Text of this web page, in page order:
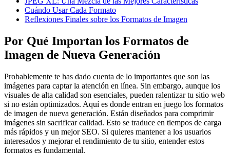
Cuándo Usar Cada Formato
Reflexiones Finales sobre los Formatos de Imagen
Por Qué Importan los Formatos de
Imagen de Nueva Generación
Probablemente te has dado cuenta de lo importantes que son las
imágenes para captar la atención en línea. Sin embargo, aunque los
visuales de alta calidad son esenciales, pueden ralentizar tu sitio web
si no están optimizados. Aquí es donde entran en juego los formatos
de imagen de nueva generación. Están diseñados para comprimir
imágenes sin sacrificar calidad. Esto se traduce en tiempos de carga
más rápidos y un mejor SEO. Si quieres mantener a los usuarios
interesados y mejorar el rendimiento de tu sitio, entender estos
formatos es fundamental.